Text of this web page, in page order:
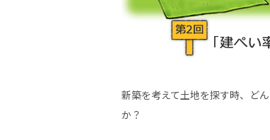
新築を考えて土地を探す時、ど
か？